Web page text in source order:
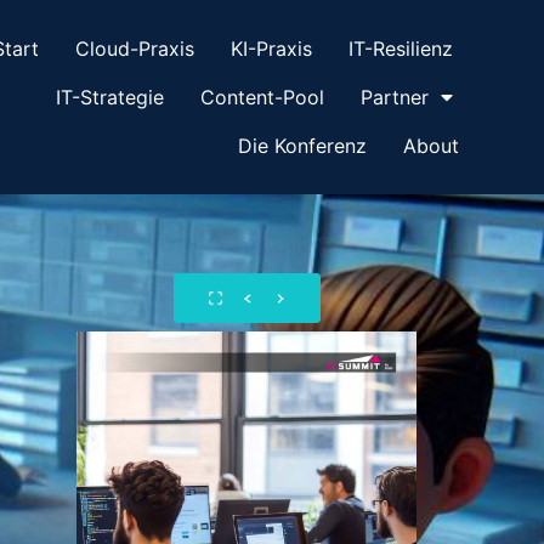
Cloud-Praxis KI-Praxis
IT-Resilienz
IT-Strategie
Content-Pool
Partner
Die Konferenz
About